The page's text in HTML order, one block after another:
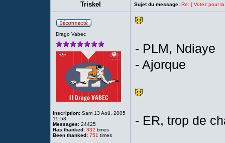
Triskel Sujet du message: Re: [ Votez pour
Drago Vabec
Inscription: Sam 13 Aoû, 2005
15:53
Messages: 24425
Has thanked: 332 times
Been thanked: 751 times
- PLM, Ndiaye
- Ajorque
- ER, trop de